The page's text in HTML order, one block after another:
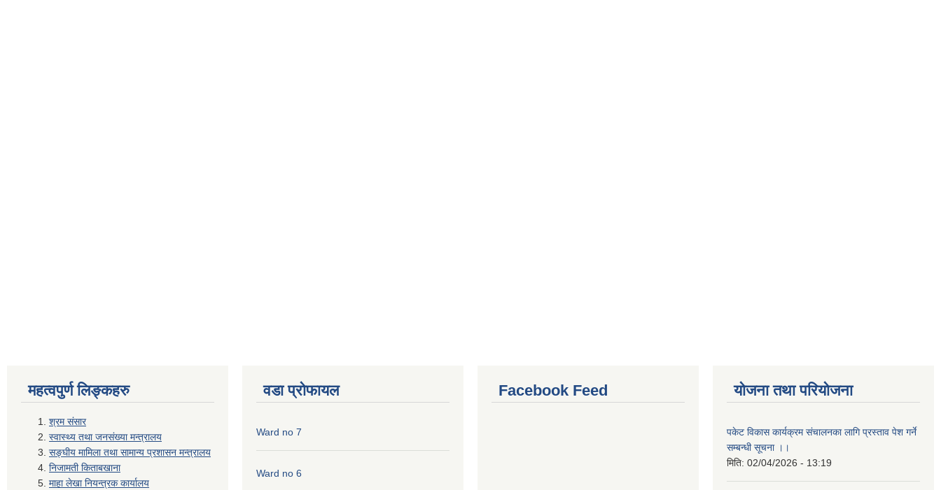
महत्वपुर्ण लिङ्कहरु
श्रम संसार
स्वास्थ्य तथा जनसंख्या मन्त्रालय
सङ्घीय मामिला तथा सामान्य प्रशासन मन्त्रालय
निजामती किताबखाना
माहा लेखा नियन्त्रक कार्यालय
वडा प्रोफायल
Ward no 7
Ward no 6
Facebook Feed योजना तथा परियोजना
पकेट विकास कार्यक्रम संचालनका लागि प्रस्ताव पेश गर्ने
सम्बन्धी सूचना ।।
मिति: 02/04/2026 - 13:19